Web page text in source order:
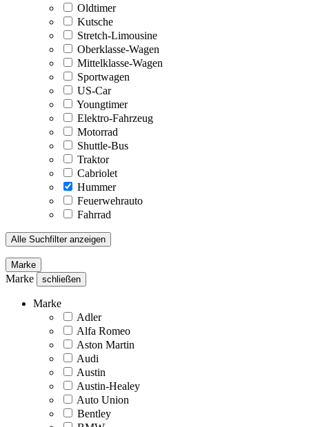
Oldtimer
Kutsche
Stretch-Limousine
Oberklasse-Wagen
Mittelklasse-Wagen
Sportwagen
US-Car
Youngtimer
Elektro-Fahrzeug
Motorrad
Shuttle-Bus
Traktor
Cabriolet
Hummer
Feuerwehrauto
Fahrrad
Alle Suchfilter anzeigen
Marke
Marke schließen
Marke
Adler
Alfa Romeo
Aston Martin
Audi
Austin
Austin-Healey
Auto Union
Bentley